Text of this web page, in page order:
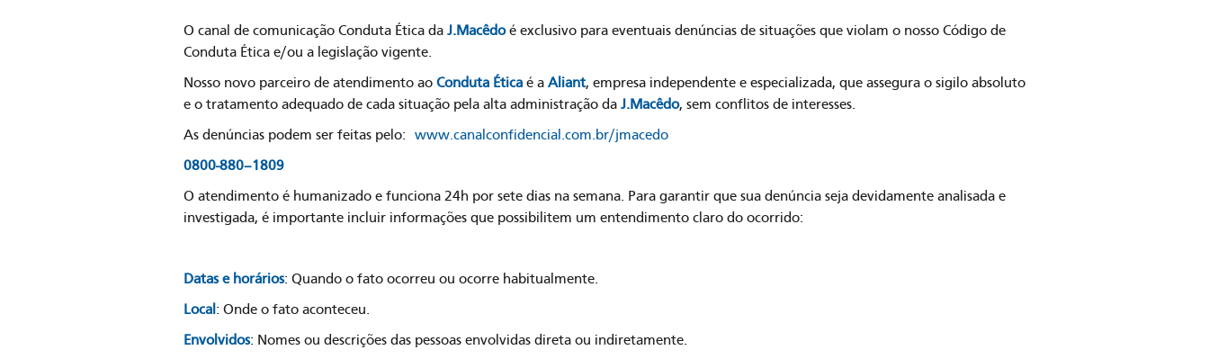
O canal de comunicação Conduta Ética da J.Macêdoé exclusivo para eventuais denúncias de situações que violam o nosso Código de
Conduta Ética e/ou a legislação vigente.
Nosso novo parceiro de atendimento ao Conduta Éticaé a Aliant, empresa independente e especializada, que assegura o sigilo absoluto
e o tratamento adequado de cada situação pela alta administração da J.Macêdo, sem conflitos de interesses.
As denúncias podem ser feitas pelo: www.canalconfidencial.com.br/jmacedo
0800-880–1809
O atendimento é humanizado e funciona 24h por sete dias na semana. Para garantir que sua denúncia seja devidamente analisada e
investigada, é importante incluir informações que possibilitem um entendimento claro do ocorrido:
Datas e horários: Quando o fato ocorreu ou ocorre habitualmente.
Local : Onde o fato aconteceu.
Envolvidos: Nomes ou descrições das pessoas envolvidas direta ou indiretamente.